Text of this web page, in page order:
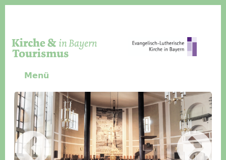
Menü
Slider Icon
Bild